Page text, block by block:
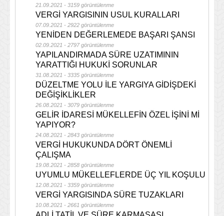
21.09.2021 - 3159 görüntülenme
VERGİ YARGISININ USUL KURALLARI
07.09.2021 - 2922 görüntülenme
YENİDEN DEĞERLEMEDE BAŞARI ŞANSI
02.09.2021 - 2797 görüntülenme
YAPILANDIRMADA SÜRE UZATIMININ
YARATTIĞI HUKUKİ SORUNLAR
31.08.2021 - 3335 görüntülenme
DÜZELTME YOLU İLE YARGIYA GİDİŞDEKİ
DEĞİŞİKLİKLER
26.08.2021 - 3079 görüntülenme
GELİR İDARESİ MÜKELLEFİN ÖZEL İŞİNİ Mİ
YAPIYOR?
24.08.2021 - 2843 görüntülenme
VERGİ HUKUKUNDA DÖRT ÖNEMLİ
ÇALIŞMA
19.08.2021 - 2858 görüntülenme
UYUMLU MÜKELLEFLERDE ÜÇ YIL KOŞULU
12.08.2021 - 3359 görüntülenme
VERGİ YARGISINDA SÜRE TUZAKLARI
10.08.2021 - 2661 görüntülenme